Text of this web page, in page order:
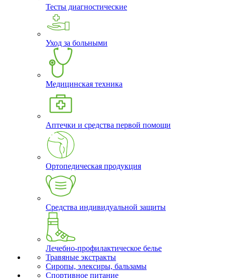
Тесты диагностические
Уход за больными
Медицинская техника
Аптечки и средства первой помощи
Ортопедическая продукция
Средства индивидуальной защиты
Лечебно-профилактическое белье
Травяные экстракты
Сиропы, элексиры, бальзамы
Спортивное питание